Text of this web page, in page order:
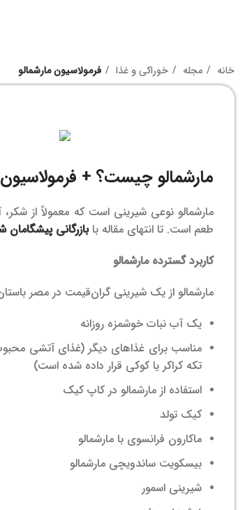
خانه مجله خوراکی و غذا فرمولاسیون مارشمالو
مارشمالو چیست؟ + فرمولاسیون
مارشمالو نوعی شیرینی است که معمولاً از
طعم است. تا انتهای مقاله بابازرگانی پیشگامان
کاربرد گسترده مارشمالو
مارشمالو از یک شیرینی گران‌قیمت در مصر
یک آب نبات خوشمزه روزانه
مناسب برای غذاهای دیگر (غذای آتشی
تکه کراکر یا کوکی قرار داده شده است)
استفاده از مارشمالو در کاپ کیک
کیک تولد
ماکارون فرانسوی با مارشمالو
بیسکویت ساندویچی مارشمالو
شیرینی اسمور